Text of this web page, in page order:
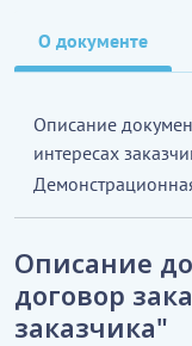
О документе
Описание
интересах
Описание
договор
заказчика"